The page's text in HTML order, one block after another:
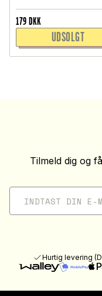
179 DKK
UDSOLGT
Tilmeld dig og
Hurtig levering